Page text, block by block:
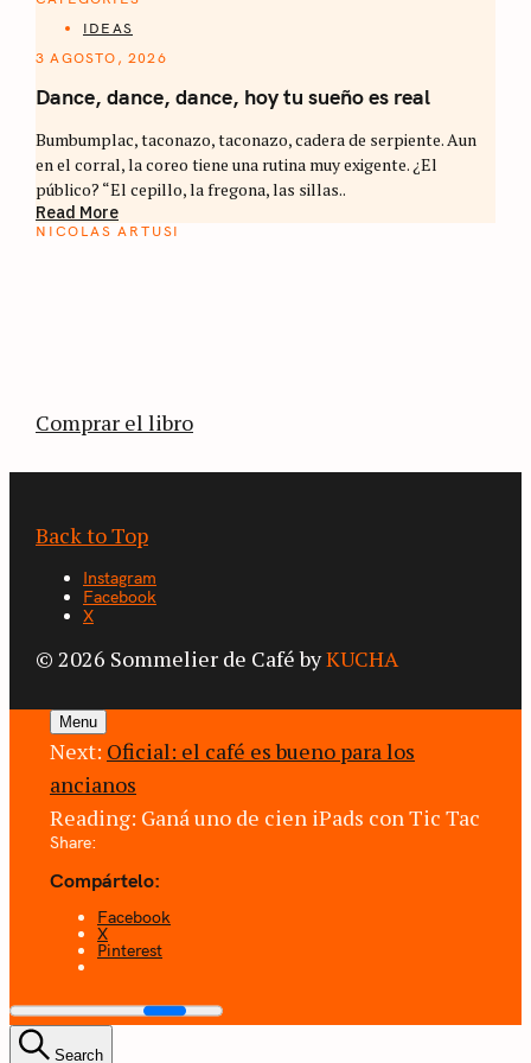
IDEAS
3 AGOSTO, 2026
Dance, dance, dance, hoy tu sueño es real
Bumbumplac, taconazo, taconazo, cadera de serpiente. Aun
en el corral, la coreo tiene una rutina muy exigente. ¿El
público? “El cepillo, la fregona, las sillas..
Read More
NICOLAS ARTUSI
Comprar el libro
Back to Top
Instagram
Facebook
X
© 2026 Sommelier de Café byKUCHA
Menu
Next: Oficial: el café es bueno para los
ancianos
Reading: Ganá uno de cien iPads con Tic Tac
Share:
Compártelo:
Facebook
X
Pinterest
Search